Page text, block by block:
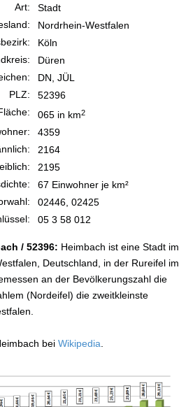
Art:
Stadt
Nordrhein-Westfalen
Köln
Düren
DN, JÜL
PLZ:
52396
065 in km2
4359
2164
2195
67 Einwohner je km²
02446, 02425
05 3 58 012
/ 52396: Heimbach ist eine Stadt im
Deutschland, in der Rureifel im
an der Bevölkerungszahl die
(Nordeifel) die zweitkleinste
bei Wikipedia